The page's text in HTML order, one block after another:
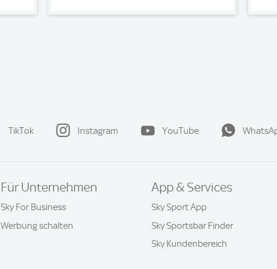
TikTok Instagram YouTube
Für Unternehmen
Sky For Business
Werbung schalten
App & Services
Sky Sport App
Sky Sportsbar Finder
Sky Kundenbereich